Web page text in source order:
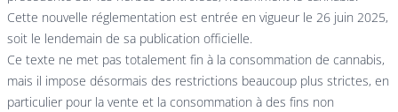
Cette nouvelle réglementation est entrée en vigueur le 26 juin 2025,
soit le lendemain de sa publication officielle.
Ce texte ne met pas totalement fin à la consommation de cannabis,
mais il impose désormais des restrictions beaucoup plus strictes, en
particulier pour la vente et la consommation à des fins non